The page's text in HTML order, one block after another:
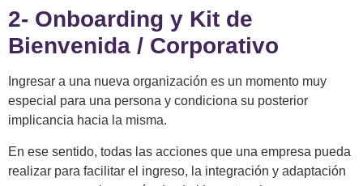
2- Onboarding y Kit de
Bienvenida / Corporativo
Ingresar a una nueva organización es un momento muy
especial para una persona y condiciona su posterior
implicancia hacia la misma.
En ese sentido, todas las acciones que una empresa pueda
realizar para facilitar el ingreso, la integración y adaptación